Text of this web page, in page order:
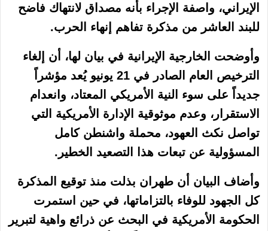
الإيراني، واصفة الإجراء بأنه مصداق لانتهاك فاضح
للبند العاشر من مذكرة تفاهم إنهاء الحرب.
وأوضحت الخارجية الإيرانية في بيان لها، أن إلغاء
الترخيص العام الصادر في 21 يونيو يُعد مؤشراً
جديداً على سوء النية الأمريكي المعتاد، وانعدام
الاستقرار، وعدم موثوقية الإدارة الأمريكية التي
تواصل نكث العهود، محملة واشنطن كامل
المسؤولية عن تبعات هذا التصعيد الخطير.
وأضاف البيان أن طهران بذلت منذ توقيع المذكرة
كل الجهود للوفاء بالتزاماتها، في حين استمرت
الحكومة الأمريكية في البحث عن ذرائع واهية لتبرير